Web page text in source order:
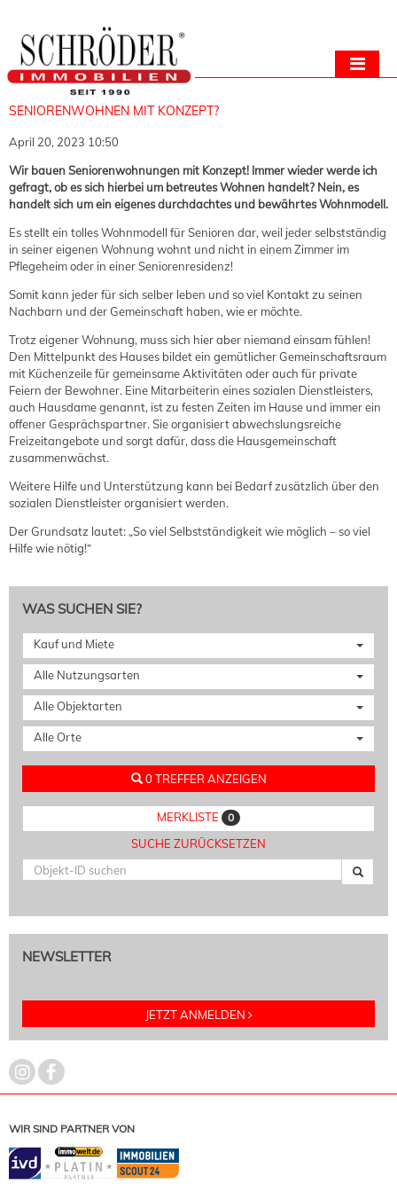
SENIORENWOHNEN MIT KONZEPT?
April 20, 2023 10:50
Wir bauen Seniorenwohnungen mit Konzept! Immer wieder werde ich
gefragt, ob es sich hierbei um betreutes Wohnen handelt? Nein, es
handelt sich um ein eigenes durchdachtes und bewährtes Wohnmodell.
Es stellt ein tolles Wohnmodell für Senioren dar, weil jeder selbstständig
in seiner eigenen Wohnung wohnt und nicht in einem Zimmer im
Pflegeheim oder in einer Seniorenresidenz!
Somit kann jeder für sich selber leben und so viel Kontakt zu seinen
Nachbarn und der Gemeinschaft haben, wie er möchte.
Trotz eigener Wohnung, muss sich hier aber niemand einsam fühlen!
Den Mittelpunkt des Hauses bildet ein gemütlicher Gemeinschaftsraum
mit Küchenzeile für gemeinsame Aktivitäten oder auch für private
Feiern der Bewohner. Eine Mitarbeiterin eines sozialen Dienstleisters,
auch Hausdame genannt, ist zu festen Zeiten im Hause und immer ein
offener Gesprächspartner. Sie organisiert abwechslungsreiche
Freizeitangebote und sorgt dafür, dass die Hausgemeinschaft
zusammenwächst.
Weitere Hilfe und Unterstützung kann bei Bedarf zusätzlich über den
sozialen Dienstleister organisiert werden.
Der Grundsatz lautet: „So viel Selbstständigkeit wie möglich – so viel
Hilfe wie nötig!“
WAS SUCHEN SIE?
Kauf und Miete
Alle Nutzungsarten
Alle Objektarten
Alle Orte
0 TREFFER ANZEIGEN
MERKLISTE 0
SUCHE ZURÜCKSETZEN
NEWSLETTER
JETZT ANMELDEN
WIR SIND PARTNER VON